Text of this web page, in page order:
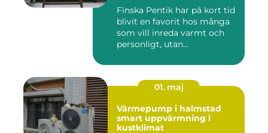
Finska Pentik har på kort tid
blivit en favorit hos många
som vill inreda varmt och
personligt, utan...
01. maj
Värmepump i halmstad
smart uppvärmning i
kustklimat